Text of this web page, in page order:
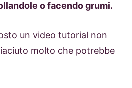
o facendo grumi.
un video tutorial non
molto che potrebbe